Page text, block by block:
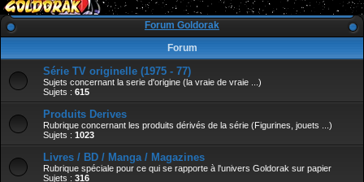
r
Forum Goldorak
Forum
Série TV originelle (1975 - 77)
Sujets concernant la serie d'origine (la vraie de vraie ...)
Sujets : 615
Produits Derives
Rubrique concernant les produits dérivés de la série (Figurines, jouets ...)
Sujets : 1023
Livres / BD / Manga / Magazines
Rubrique spéciale pour ce qui se rapporte à l'univers Goldorak sur papier
Sujets : 316